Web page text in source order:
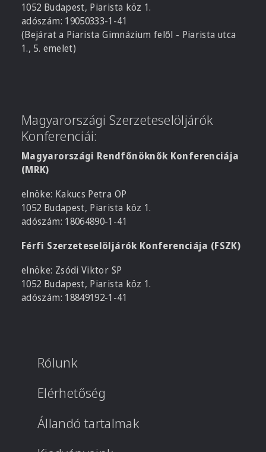
1052 Budapest, Piarista köz 1.
adószám: 19050333-1-41
(Bejárat a Piarista Gimnázium felől - Piarista utca
1., 5. emelet)
Magyarországi Szerzeteselöljárók
Konferenciái:
Magyarországi Rendfőnöknők Konferenciája
(MRK)
elnöke: Kakucs Petra OP
1052 Budapest, Piarista köz 1.
adószám: 18064890-1-41
Férfi Szerzeteselöljárók Konferenciája (FSZK)
elnöke: Zsódi Viktor SP
1052 Budapest, Piarista köz 1.
adószám: 18849192-1-41
Rólunk
Elérhetőség
Állandó tartalmak